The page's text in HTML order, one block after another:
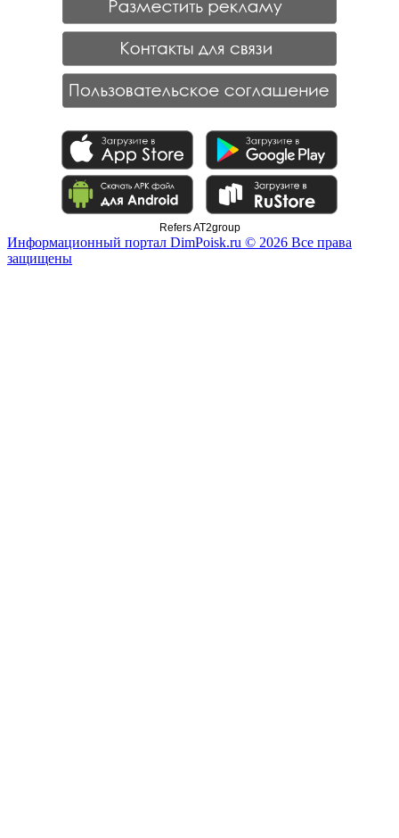
Refers AT2group
Информационный портал DimPoisk.ru © 2026 Все права
защищены